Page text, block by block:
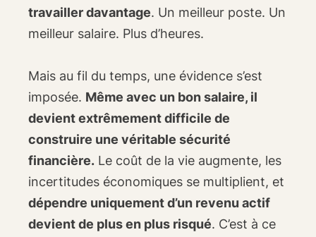
travailler davantage. Un meilleur poste. Un
meilleur salaire. Plus d’heures.
Mais au fil du temps, une évidence s’est
imposée. Même avec un bon salaire, il
devient extrêmement difficile de
construire une véritable sécurité
financière. Le coût de la vie augmente, les
incertitudes économiques se multiplient, et
dépendre uniquement d’un revenu actif
devient de plus en plus risqué. C’est à ce